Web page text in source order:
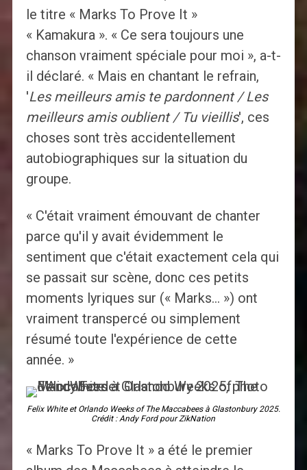
le titre « Marks To Prove It »
« Kamakura ». « Ce sera toujours une
chanson vraiment spéciale pour moi », a-t-
il déclaré. « Mais en chantant le refrain,
'Les meilleurs amis te pardonnent / Les
meilleurs amis oublient / Tu vieillis', ces
choses sont très accidentellement
autobiographiques sur la situation du
groupe.
« C'était vraiment émouvant de chanter
parce qu'il y avait évidemment le
sentiment que c'était exactement cela qui
se passait sur scène, donc ces petits
moments lyriques sur (« Marks… ») ont
vraiment transpercé ou simplement
résumé toute l'expérience de cette
année. »
Felix White et Orlando Weeks of The Maccabees à Glastonbury 2025.
Crédit : Andy Ford pour ZikNation
« Marks To Prove It » a été le premier